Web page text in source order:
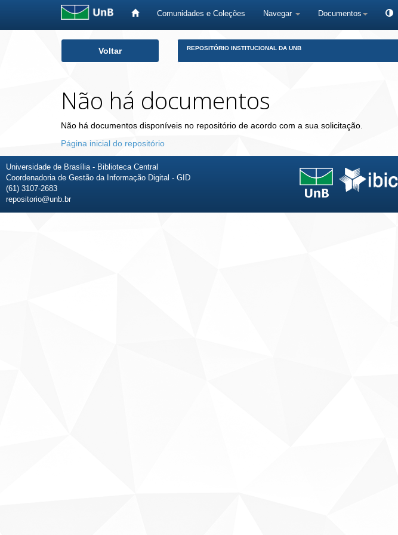
Comunidades e Coleções Navegar Documentos
Voltar REPOSITÓRIO INSTITUCIONAL DA UNB
Não há documentos
Não há documentos disponíveis no repositório de acordo com a sua solicitação.
Página inicial do repositório
Universidade de Brasília - Biblioteca Central
Coordenadoria de Gestão da Informação Digital - GID
(61) 3107-2683
repositorio@unb.br